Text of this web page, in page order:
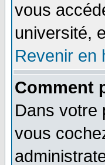
vous
université,
Revenir en
Comment
Dans votre
vous